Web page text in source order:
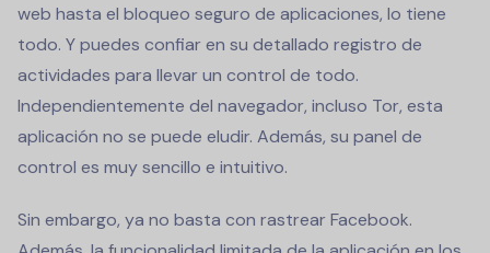
web hasta el bloqueo seguro de aplicaciones, lo tiene
todo. Y puedes confiar en su detallado registro de
actividades para llevar un control de todo.
Independientemente del navegador, incluso Tor, esta
aplicación no se puede eludir. Además, su panel de
control es muy sencillo e intuitivo.
Sin embargo, ya no basta con rastrear Facebook.